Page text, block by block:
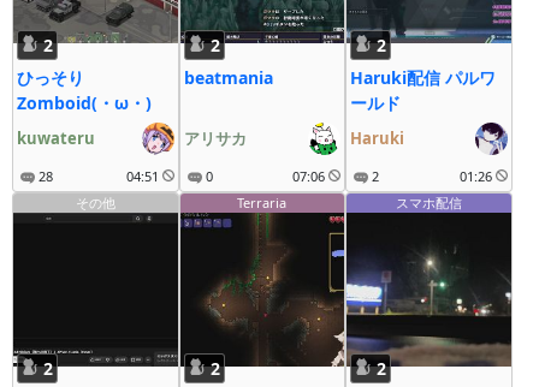
2
ひっそり
Zomboid(・ω・)
kuwateru
28 04:51
2
beatmania
アリサカ
0 07:06
2
Haruki配信 パルワ
ールド
Haruki
2
01:26
その他
2
Terraria
2
スマホ配信
2